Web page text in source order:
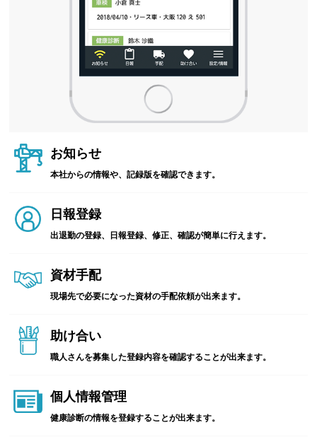
お知らせ
本社からの情報や、記録版を確認できます。
日報登録
出退勤の登録、日報登録、修正、確認が簡単に行えます。
資材手配
現場先で必要になった資材の手配依頼が出来ます。
助け合い
職人さんを募集した登録内容を確認することが出来ます。
個人情報管理
健康診断の情報を登録することが出来ます。